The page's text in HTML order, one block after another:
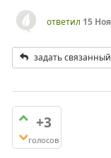
ответил 15
задать
+3
голосов